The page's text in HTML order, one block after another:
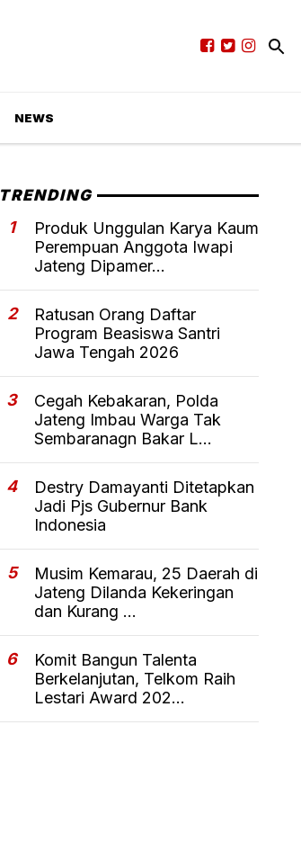
NEWS
TRENDING
1
Produk Unggulan Karya Kaum
Perempuan Anggota Iwapi
Jateng Dipamer...
2
Ratusan Orang Daftar
Program Beasiswa Santri
Jawa Tengah 2026
3
Cegah Kebakaran, Polda
Jateng Imbau Warga Tak
Sembaranagn Bakar L...
4
Destry Damayanti Ditetapkan
Jadi Pjs Gubernur Bank
Indonesia
5
Musim Kemarau, 25 Daerah di
Jateng Dilanda Kekeringan
dan Kurang ...
6
Komit Bangun Talenta
Berkelanjutan, Telkom Raih
Lestari Award 202...